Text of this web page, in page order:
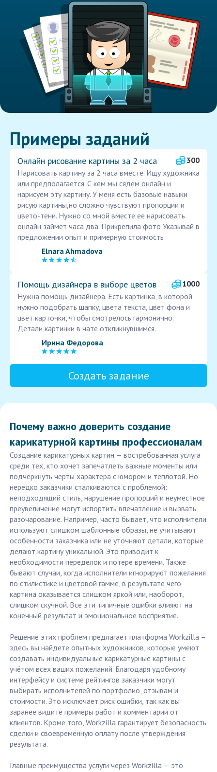
Примеры заданий
Онлайн рисование картины за 2 часа
300
Нарисовать картину за 2 часа вместе. Ищу художника
или предполагается. С кем мы сядем онлайн и
нарисуем эту картину. У меня есть базовые навыки
рисую картины,но сложно чувствуют пропорции и
цвето-тени. Нужно со мной вместе ее нарисовать
онлайн займет часа два. Прикрепила фото Указывай в
предложении опыт и примерную стоимость
Elnara Ahmadova
Помощь дизайнера в выборе цветов
1000
Нужна помощь дизайнера. Есть картинка, в которой
нужно подобрать шапку, цвета текста, цвет фона и
цвет карточки, чтобы смотрелось гармонично.
Детали картинки в чате откликнувшимся.
Ирина Федорова
Создать задание
Почему важно доверить создание
карикатурной картины профессионалам
Создание карикатурных картин — востребованная услуга
среди тех, кто хочет запечатлеть важные моменты или
подчеркнуть черты характера с юмором и теплотой. Но
нередко заказчики сталкиваются с проблемой:
неподходящий стиль, нарушение пропорций и неуместное
преувеличение могут испортить впечатление и вызвать
разочарование. Например, часто бывает, что исполнители
используют слишком шаблонные образы, не учитывают
особенности заказчика или не уточняют детали, которые
делают картину уникальной. Это приводит к
необходимости переделок и потере времени. Также
бывают случаи, когда исполнители игнорируют пожелания
по стилистике и цветовой гамме, в результате чего
картина оказывается слишком яркой или, наоборот,
слишком скучной. Все эти типичные ошибки влияют на
конечный результат и эмоциональное восприятие.
Решение этих проблем предлагает платформа Workzilla –
здесь вы найдете опытных художников, которые умеют
создавать индивидуальные карикатурные картины с
учётом всех ваших пожеланий. Благодаря удобному
интерфейсу и системе рейтингов заказчики могут
выбирать исполнителей по портфолио, отзывам и
стоимости. Это исключает риск ошибки, так как вы
заранее видите примеры работ и комментарии от
клиентов. Кроме того, Workzilla гарантирует безопасность
сделки и своевременную оплату после утверждения
результата.
Главные преимущества услуги через Workzilla — это